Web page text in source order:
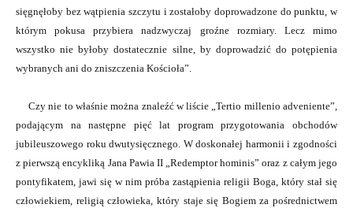
sięgnęłoby bez wątpienia szczytu i zostałoby doprowadzone do punktu, w
którym pokusa przybiera nadzwyczaj groźne rozmiary. Lecz mimo
wszystko nie byłoby dostatecznie silne, by doprowadzić do potępienia
wybranych ani do zniszczenia Kościoła”.
Czy nie to właśnie można znaleźć w liście „Tertio millenio adveniente”,
podającym na następne pięć lat program przygotowania obchodów
jubileuszowego roku dwutysięcznego. W doskonałej harmonii i zgodności
z pierwszą encykliką Jana Pawia II „Redemptor hominis” oraz z całym jego
pontyfikatem, jawi się w nim próba zastąpienia religii Boga, który stał się
człowiekiem, religią człowieka, który staje się Bogiem za pośrednictwem